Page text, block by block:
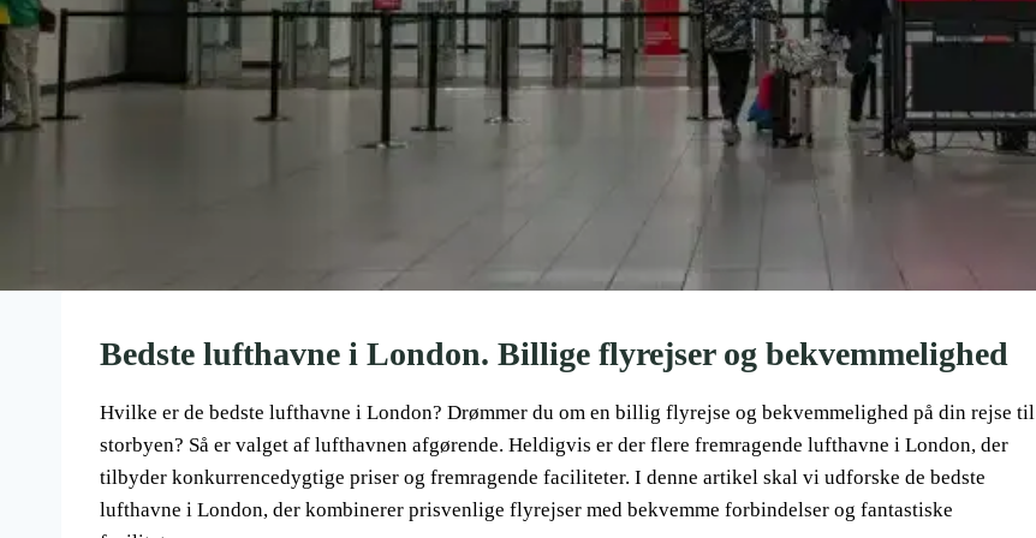
Bedste lufthavne i London. Billige flyrejser og bekvemmelighed
Hvilke er de bedste lufthavne i London? Drømmer du om en billig flyrejse og bekvemmelighed på din rejse til
storbyen? Så er valget af lufthavnen afgørende. Heldigvis er der flere fremragende lufthavne i London, der
tilbyder konkurrencedygtige priser og fremragende faciliteter. I denne artikel skal vi udforske de bedste
lufthavne i London, der kombinerer prisvenlige flyrejser med bekvemme forbindelser og fantastiske